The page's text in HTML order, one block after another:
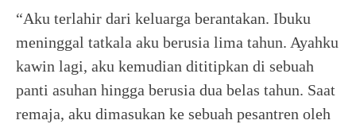
“Aku terlahir dari keluarga berantakan. Ibuku
meninggal tatkala aku berusia lima tahun. Ayahku
kawin lagi, aku kemudian dititipkan di sebuah
panti asuhan hingga berusia dua belas tahun. Saat
remaja, aku dimasukan ke sebuah pesantren oleh